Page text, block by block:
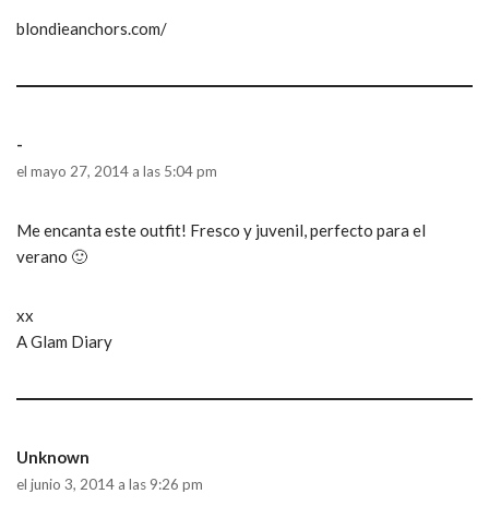
blondieanchors.com/
-
el mayo 27, 2014 a las 5:04 pm
Me encanta este outfit! Fresco y juvenil, perfecto para el
verano 🙂
xx
A Glam Diary
Unknown
el junio 3, 2014 a las 9:26 pm